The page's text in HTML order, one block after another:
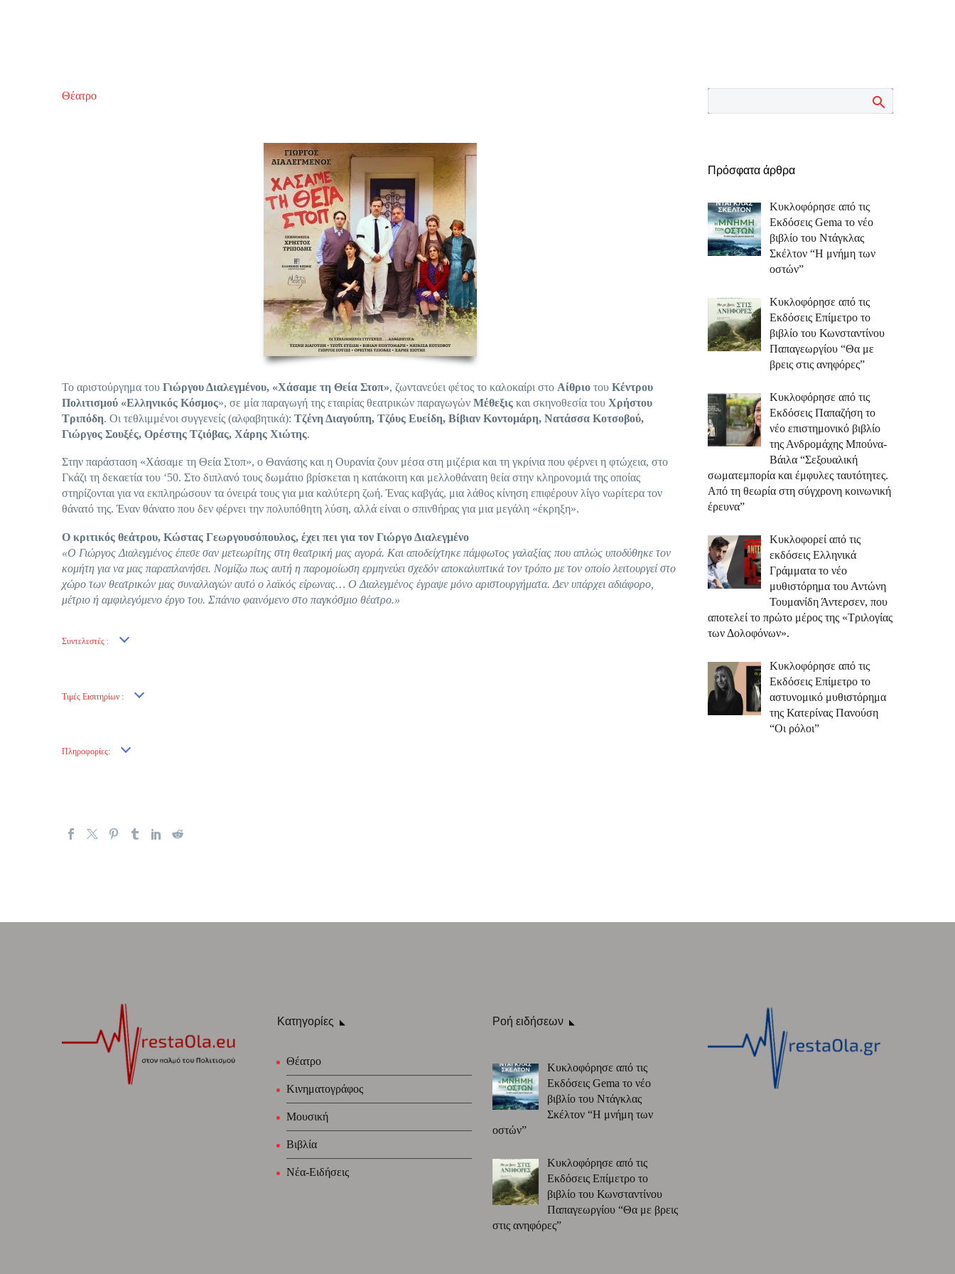
Θέατρο
Το αριστούργημα του Γιώργου Διαλεγμένου, «Χάσαμε τη Θεία Στοπ», ζωντανεύει φέτος το καλοκαίρι στο Αίθριο του Κέντρου
Πολιτισμού «Ελληνικός Κόσμος», σε μία παραγωγή της εταιρίας θεατρικών παραγωγών Μέθεξις και σκηνοθεσία του Χρήστου
Τριπόδη. Οι τεθλιμμένοι συγγενείς (αλφαβητικά): Τζένη Διαγούπη, Τζόυς Ευείδη, Βίβιαν Κοντομάρη, Νατάσσα Κοτσοβού,
Γιώργος Σουξές, Ορέστης Τζιόβας, Χάρης Χιώτης.
Στην παράσταση «Χάσαμε τη Θεία Στοπ», ο Θανάσης και η Ουρανία ζουν μέσα στη μιζέρια και τη γκρίνια που φέρνει η φτώχεια, στο
Γκάζι τη δεκαετία του ‘50. Στο διπλανό τους δωμάτιο βρίσκεται η κατάκοιτη και μελλοθάνατη θεία στην κληρονομιά της οποίας
στηρίζονται για να εκπληρώσουν τα όνειρά τους για μια καλύτερη ζωή. Ένας καβγάς, μια λάθος κίνηση επιφέρουν λίγο νωρίτερα τον
θάνατό της. Έναν θάνατο που δεν φέρνει την πολυπόθητη λύση, αλλά είναι ο σπινθήρας για μια μεγάλη «έκρηξη».
Ο κριτικός θεάτρου, Κώστας Γεωργουσόπουλος, έχει πει για τον Γιώργο Διαλεγμένο
«Ο Γιώργος Διαλεγμένος έπεσε σαν μετεωρίτης στη θεατρική μας αγορά. Και αποδείχτηκε πάμφωτος γαλαξίας που απλώς υποδύθηκε τον
κομήτη για να μας παραπλανήσει. Νομίζω πως αυτή η παρομοίωση ερμηνεύει σχεδόν αποκαλυπτικά τον τρόπο με τον οποίο λειτουργεί στο
χώρο των θεατρικών μας συναλλαγών αυτό ο λαϊκός είρωνας… Ο Διαλεγμένος έγραψε μόνο αριστουργήματα. Δεν υπάρχει αδιάφορο,
μέτριο ή αμφιλεγόμενο έργο του. Σπάνιο φαινόμενο στο παγκόσμιο θέατρο.»
Συντελεστές :
Τιμές Εισιτηρίων :
Πληροφορίες:
Πρόσφατα άρθρα
Κυκλοφόρησε από τις
Εκδόσεις Gema το νέο
βιβλίο του Ντάγκλας
Σκέλτον “Η μνήμη των
οστών”
Κυκλοφόρησε από τις
Εκδόσεις Επίμετρο το
βιβλίο του Κωνσταντίνου
Παπαγεωργίου “Θα με
βρεις στις ανηφόρες”
Κυκλοφόρησε από τις
Εκδόσεις Παπαζήση το
νέο επιστημονικό βιβλίο
της Ανδρομάχης Μπούνα-
Βάιλα “Σεξουαλική
σωματεμπορία και έμφυλες ταυτότητες.
Από τη θεωρία στη σύγχρονη κοινωνική
έρευνα”
Κυκλοφορεί από τις
εκδόσεις Ελληνικά
Γράμματα το νέο
μυθιστόρημα του Αντώνη
Τουμανίδη Άντερσεν, που
αποτελεί το πρώτο μέρος της «Τριλογίας
των Δολοφόνων».
Κυκλοφόρησε από τις
Εκδόσεις Επίμετρο το
αστυνομικό μυθιστόρημα
της Κατερίνας Πανούση
“Οι ρόλοι”
Κατηγορίες
Θέατρο
Κινηματογράφος
Μουσική
Βιβλία
Νέα-Ειδήσεις
Ροή ειδήσεων
Κυκλοφόρησε από τις
Εκδόσεις Gema το νέο
βιβλίο του Ντάγκλας
Σκέλτον “Η μνήμη των
οστών”
Κυκλοφόρησε από τις
Εκδόσεις Επίμετρο το
βιβλίο του Κωνσταντίνου
Παπαγεωργίου “Θα με βρεις
στις ανηφόρες”